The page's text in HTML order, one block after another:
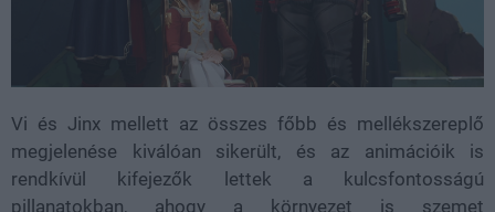
Vi és Jinx mellett az összes főbb és mellékszereplő
megjelenése kiválóan sikerült, és az animációik is
rendkívül kifejezők lettek a kulcsfontosságú
pillanatokban, ahogy a környezet is szemet